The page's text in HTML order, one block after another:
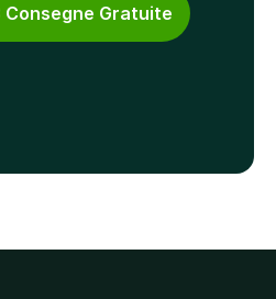
Consegne Gratuite